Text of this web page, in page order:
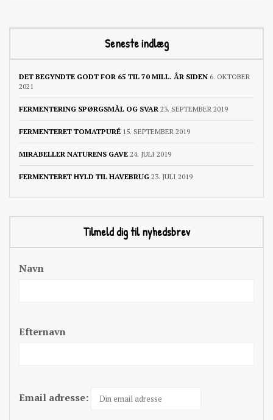
Seneste indlæg
DET BEGYNDTE GODT FOR 65 TIL 70 MILL. ÅR SIDEN 6. OKTOBER
2021
FERMENTERING SPØRGSMÅL OG SVAR 23. SEPTEMBER 2019
FERMENTERET TOMATPURÉ 15. SEPTEMBER 2019
MIRABELLER NATURENS GAVE 24. JULI 2019
FERMENTERET HYLD TIL HAVEBRUG 23. JULI 2019
Tilmeld dig til nyhedsbrev
Navn
Efternavn
Email adresse: